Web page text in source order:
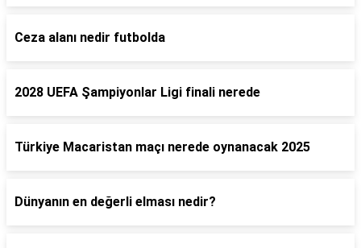
Ceza alanı nedir futbolda
2028 UEFA Şampiyonlar Ligi finali nerede
Türkiye Macaristan maçı nerede oynanacak 2025
Dünyanın en değerli elması nedir?